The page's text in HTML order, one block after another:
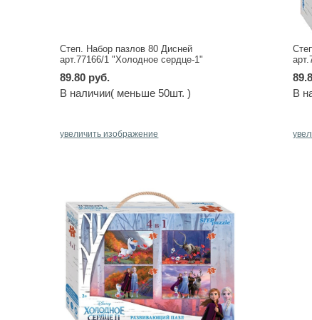
Степ. Набор пазлов 80 Дисней
арт.77166/1 "Холодное сердце-1"
89.80 руб.
В наличии( меньше 50шт. )
В
увеличить изображение